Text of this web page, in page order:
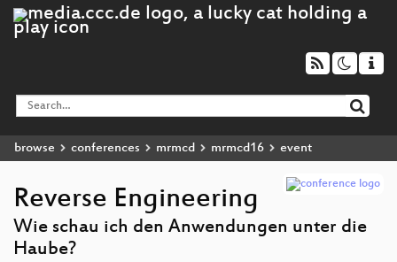
browse conferences mrmcd mrmcd16 event
Reverse Engineering
Wie schau ich den Anwendungen unter die
Haube?